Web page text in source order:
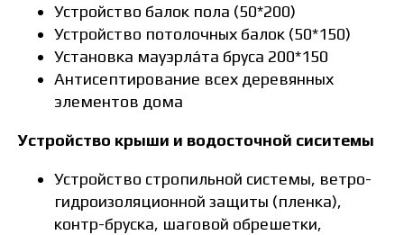
Устройство балок пола (50*200)
Устройство потолочных балок (50*150)
Установка мауэрла́та бруса 200*150
Антисептирование всех деревянных
элементов дома
Устройство крыши и водосточной сиситемы
Устройство стропильной системы, ветро-
гидроизоляционной защиты (пленка),
контр-бруска, шаговой обрешетки,